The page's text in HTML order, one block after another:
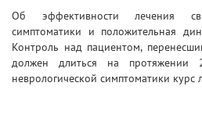
Об эффективности лечения
симптоматики и положительная
Контроль над пациентом,
должен длиться на протяжении
неврологической симптоматики курс